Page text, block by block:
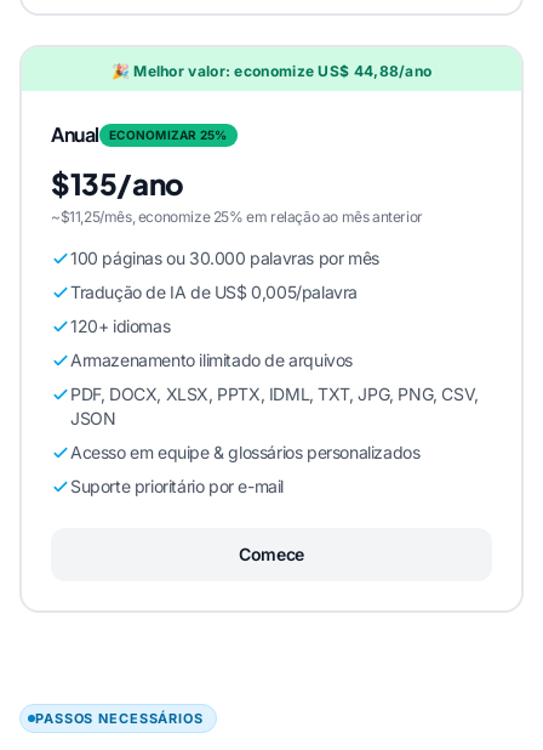
🎉 Melhor valor: economize US$ 44,88/ano
Anual ECONOMIZAR 25%
$135/ano
~$11,25/mês, economize 25% em relação ao mês anterior
100 páginas ou 30.000 palavras por mês
Tradução de IA de US$ 0,005/palavra
120+ idiomas
Armazenamento ilimitado de arquivos
PDF, DOCX, XLSX, PPTX, IDML, TXT, JPG, PNG, CSV,
JSON
Acesso em equipe & glossários personalizados
Suporte prioritário por e-mail
Comece
PASSOS NECESSÁRIOS